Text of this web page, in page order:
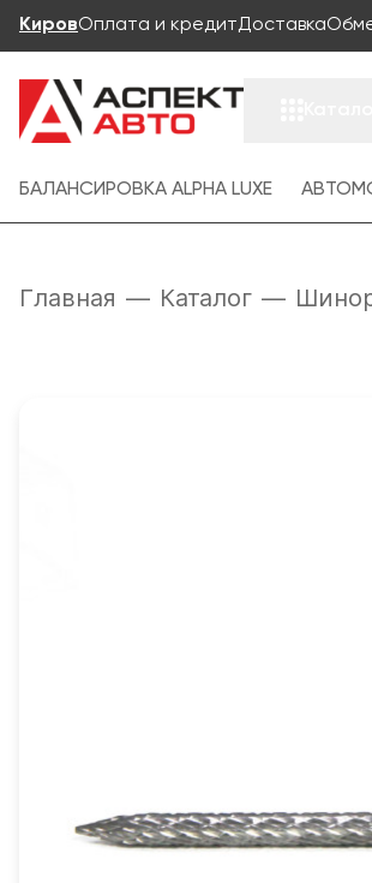
КировОплата и кредитДоставка
БАЛАНСИРОВКА ALPHA LUXE
Главная — Каталог —